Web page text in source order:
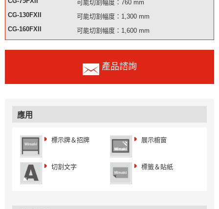
可能切割幅度：760 mm
CG-130FXII
可能切割幅度：1,300 mm
CG-160FXII
可能切割幅度：1,600 mm
產品諮詢
應用
標示牌＆招牌 展示櫥窗
切割文字 標籤＆貼紙